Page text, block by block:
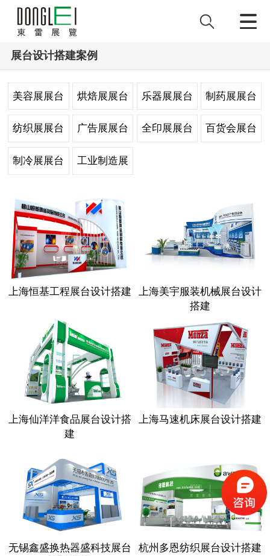
展台设计搭建案例
美容展展台
设计
烘焙展展台
设计
乐器展展台
设计
制药展展台
设计
纺织展展台
设计
广告展展台
设计
全印展展台 百货会展台
制冷展展台 工业制造展
上海恒基工程展台设计搭建
上海美宇服装机械展台设计
搭建
上海仙洋洋食品展台设计搭
建
上海马速机床展台设计搭建
无锡鑫盛换热器盛科技展台
杭州多恩纺织展台设计搭建